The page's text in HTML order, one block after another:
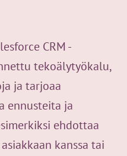
CRM -
tekoälytyökalu,
ja tarjoaa
ennusteita ja
ehdottaa
kanssa tai